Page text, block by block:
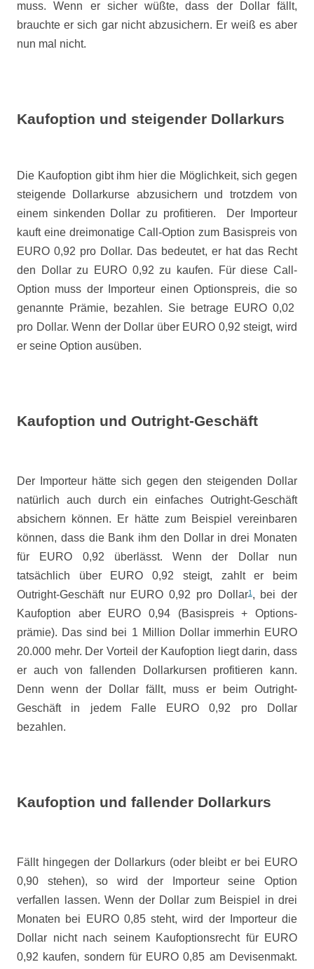
muss. Wenn er sicher wüßte, dass der Dollar fällt,
brauchte er sich gar nicht abzusichern. Er weiß es aber
nun mal nicht.
Kaufoption und steigender Dollarkurs
Die Kaufoption gibt ihm hier die Möglichkeit, sich gegen
steigende Dollarkurse abzusichern und trotzdem von
einem sinkenden Dollar zu profitieren.
Der Importeur
kauft eine dreimonatige Call-Option zum Basispreis von
EURO 0,92 pro Dollar. Das bedeutet, er hat das Recht
den Dollar zu EURO 0,92 zu kaufen. Für diese Call-
Option muss der Importeur einen Optionspreis, die so
genannte Prämie, bezahlen. Sie betrage EURO 0,02
pro Dollar. Wenn der Dollar über EURO 0,92 steigt, wird
er seine Option ausüben.
Kaufoption und Outright-Geschäft
Der Importeur hätte sich gegen den steigenden Dollar
natürlich auch durch ein einfaches Outright-Geschäft
absichern können. Er hätte zum Beispiel vereinbaren
können, dass die Bank ihm den Dollar in drei Monaten
für EURO 0,92 überlässt. Wenn der Dollar nun
tatsächlich über EURO 0,92 steigt, zahlt er beim
Outright-Geschäft nur EURO 0,92 pro Dollar1 , bei der
Kaufoption aber EURO 0,94 (Basispreis + Options-
prämie). Das sind bei 1 Million Dollar immerhin EURO
20.000 mehr. Der Vorteil der Kaufoption liegt darin, dass
er auch von fallenden Dollarkursen profitieren kann.
Denn wenn der Dollar fällt, muss er beim Outright-
Geschäft in jedem Falle EURO 0,92 pro Dollar
bezahlen.
Kaufoption und fallender Dollarkurs
Fällt hingegen der Dollarkurs (oder bleibt er bei EURO
0,90 stehen), so wird der Importeur seine Option
verfallen lassen. Wenn der Dollar zum Beispiel in drei
Monaten bei EURO 0,85 steht, wird der Importeur die
Dollar nicht nach seinem Kaufoptionsrecht für EURO
0,92 kaufen, sondern für EURO 0,85 am Devisenmakt.